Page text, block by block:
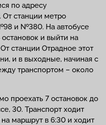
по адресу
От станции метро
и №380. На автобусе
и выйти на
станции Отрадное этот
и в выходные, начиная с
транспортом – около
проехать 7 остановок до
30. Транспорт ходит
маршрут в 6:30 и ходит